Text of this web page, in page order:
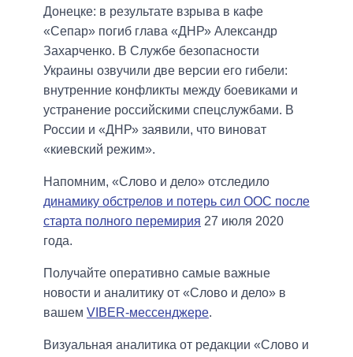
Донецке: в результате взрыва в кафе
«Сепар» погиб глава «ДНР» Александр
Захарченко. В Службе безопасности
Украины озвучили две версии его гибели:
внутренние конфликты между боевиками и
устранение российскими спецслужбами. В
России и «ДНР» заявили, что виноват
«киевский режим».
Напомним, «Слово и дело» отследило
динамику обстрелов и потерь сил ООС после
старта полного перемирия 27 июля 2020
года.
Получайте оперативно самые важные
новости и аналитику от «Слово и дело» в
вашем VIBER-мессенджере.
Визуальная аналитика от редакции «Слово и